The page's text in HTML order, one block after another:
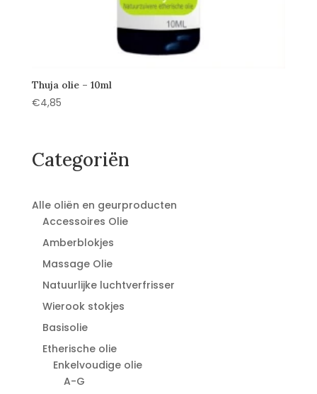
Thuja olie – 10ml
€4,85
Categoriën
Alle oliën en geurproducten
Accessoires Olie
Amberblokjes
Massage Olie
Natuurlijke luchtverfrisser
Wierook stokjes
Basisolie
Etherische olie
Enkelvoudige olie
A-G